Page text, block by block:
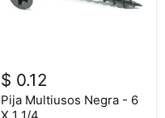
$ 0.12
Pija Multiusos Negra - 6